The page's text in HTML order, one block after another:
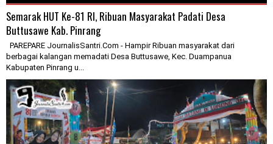
Semarak HUT Ke-81 RI, Ribuan Masyarakat Padati Desa
Buttusawe Kab. Pinrang
PAREPARE JournalisSantri.Com - Hampir Ribuan masyarakat dari
berbagai kalangan memadati Desa Buttusawe, Kec. Duampanua
Kabupaten Pinrang u...